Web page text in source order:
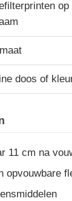
op
op
doos of
11 cm na
opvouwbare